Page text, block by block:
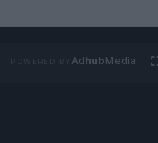
AdhubMedia